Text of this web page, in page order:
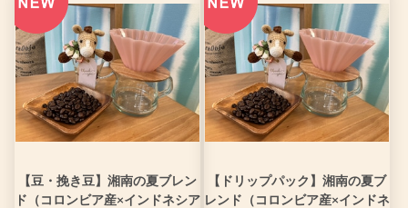
【豆・挽き豆】湘南の夏ブレン
ド（コロンビア産×インドネシア
【ドリップパック】湘南の夏ブ
レンド（コロンビア産×インドネ